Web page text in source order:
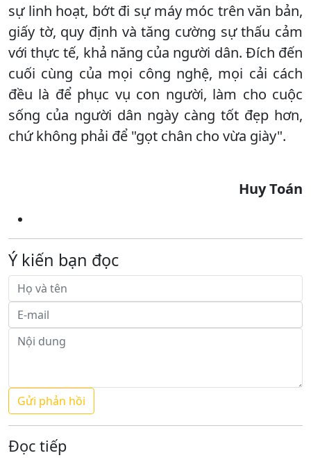
sự linh hoạt, bớt đi sự máy móc trên văn bản,
giấy tờ, quy định và tăng cường sự thấu cảm
với thực tế, khả năng của người dân. Đích đến
cuối cùng của mọi công nghệ, mọi cải cách
đều là để phục vụ con người, làm cho cuộc
sống của người dân ngày càng tốt đẹp hơn,
chứ không phải để "gọt chân cho vừa giày".
Huy Toán
Ý kiến bạn đọc
Đọc tiếp